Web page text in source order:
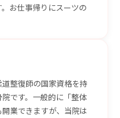
お仕事帰りにスーツの
整復師の国家資格を持
です。一般的に「整体
業できますが、当院は